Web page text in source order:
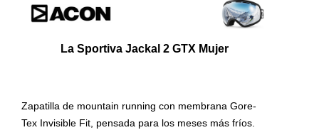
La Sportiva Jackal 2 GTX Mujer
Zapatilla de mountain running con membrana Gore-
Tex Invisible Fit, pensada para los meses más fríos.